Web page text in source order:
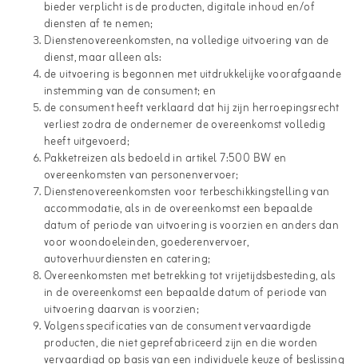
bieder verplicht is de producten, digitale inhoud en/of
diensten af te nemen;
Dienstenovereenkomsten, na volledige uitvoering van de
dienst, maar alleen als:
de uitvoering is begonnen met uitdrukkelijke voorafgaande
instemming van de consument; en
de consument heeft verklaard dat hij zijn herroepingsrecht
verliest zodra de ondernemer de overeenkomst volledig
heeft uitgevoerd;
Pakketreizen als bedoeld in artikel 7:500 BW en
overeenkomsten van personenvervoer;
Dienstenovereenkomsten voor terbeschikkingstelling van
accommodatie, als in de overeenkomst een bepaalde
datum of periode van uitvoering is voorzien en anders dan
voor woondoeleinden, goederenvervoer,
autoverhuurdiensten en catering;
Overeenkomsten met betrekking tot vrijetijdsbesteding, als
in de overeenkomst een bepaalde datum of periode van
uitvoering daarvan is voorzien;
Volgens specificaties van de consument vervaardigde
producten, die niet geprefabriceerd zijn en die worden